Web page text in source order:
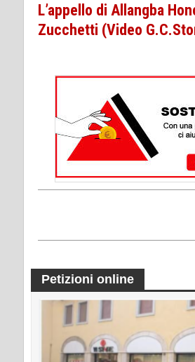
L’appello di Allangba
Zucchetti (Video
Petizioni online